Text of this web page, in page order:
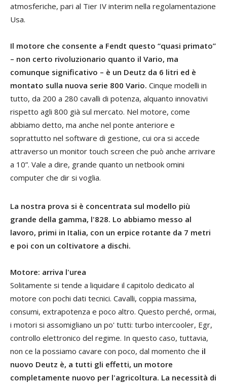
atmosferiche, pari al Tier IV interim nella regolamentazione
Usa.
Il motore che consente a Fendt questo “quasi primato”
– non certo rivoluzionario quanto il Vario, ma
comunque significativo – è un Deutz da 6 litri ed è
montato sulla nuova serie 800 Vario. Cinque modelli in
tutto, da 200 a 280 cavalli di potenza, alquanto innovativi
rispetto agli 800 già sul mercato. Nel motore, come
abbiamo detto, ma anche nel ponte anteriore e
soprattutto nel software di gestione, cui ora si accede
attraverso un monitor touch screen che può anche arrivare
a 10”. Vale a dire, grande quanto un netbook omini
computer che dir si voglia.
La nostra prova si è concentrata sul modello più
grande della gamma, l'828. Lo abbiamo messo al
lavoro, primi in Italia, con un erpice rotante da 7 metri
e poi con un coltivatore a dischi.
Motore: arriva l'urea
Solitamente si tende a liquidare il capitolo dedicato al
motore con pochi dati tecnici. Cavalli, coppia massima,
consumi, extrapotenza e poco altro. Questo perché, ormai,
i motori si assomigliano un po' tutti: turbo intercooler, Egr,
controllo elettronico del regime. In questo caso, tuttavia,
non ce la possiamo cavare con poco, dal momento che il
nuovo Deutz è, a tutti gli effetti, un motore
completamente nuovo per l'agricoltura. La necessità di